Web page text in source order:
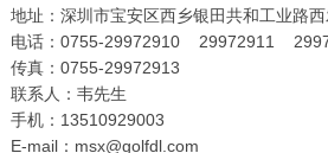
地址：深圳市宝安区西乡银田共和工业路
电话：0755-29972910 29972911
传真：0755-29972913
联系人：韦先生
手机：13510929003
E-mail：msx@golfdl.com